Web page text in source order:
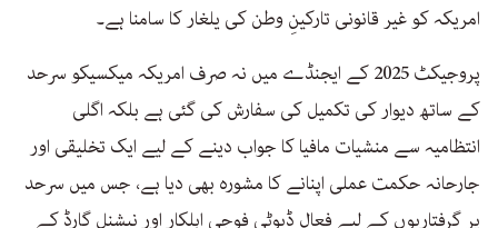
امریکہ کو غیر قانونی تارکینِ وطن کی یلغار کا سامنا ہے۔
پروجیکٹ 2025 کے ایجنڈے میں نہ صرف امریکہ میکسیکو سرحد
کے ساتھ دیوار کی تکمیل کی سفارش کی گئی ہے بلکہ اگلی
انتظامیہ سے منشیات مافیا کا جواب دینے کے لیے ایک تخلیقی اور
جارحانہ حکمت عملی اپنانے کا مشورہ بھی دیا ہے، جس میں سرحد
پر گرفتاریوں کے لیے فعال ڈیوٹی فوجی اہلکار اور نیشنل گارڈ کے